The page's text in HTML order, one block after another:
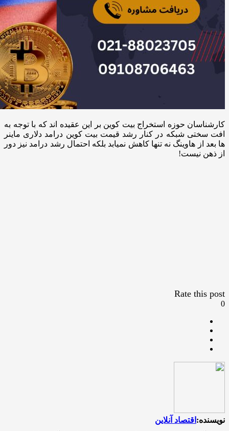
کارشناسان حوزه استخراج بیت کوین بر این عقیده اند که با توجه به
افت سختی شبکه در کنار رشد قیمت بیت کوین درامد دلاری ماینر
ها بعد از هاوینگ نه تنها کاهش نمیابد بلکه احتمال رشد درامد نیز دور
از ذهن نیست!
Rate this post
0
نویسنده: اقتصاد آنلاین